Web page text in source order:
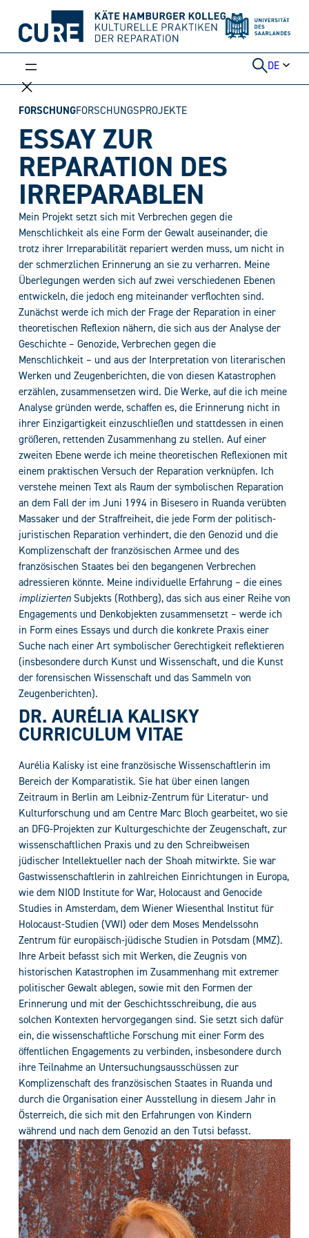
Inhalt
DE
FORSCHUNGFORSCHUNGSPROJEKTE
ESSAY ZUR
REPARATION DES
IRREPARABLEN
Mein Projekt setzt sich mit Verbrechen gegen die
Menschlichkeit als eine Form der Gewalt auseinander, die
trotz ihrer Irreparabilität repariert werden muss, um nicht in
der schmerzlichen Erinnerung an sie zu verharren. Meine
Überlegungen werden sich auf zwei verschiedenen Ebenen
entwickeln, die jedoch eng miteinander verflochten sind.
Zunächst werde ich mich der Frage der Reparation in einer
theoretischen Reflexion nähern, die sich aus der Analyse der
Geschichte – Genozide, Verbrechen gegen die
Menschlichkeit – und aus der Interpretation von literarischen
Werken und Zeugenberichten, die von diesen Katastrophen
erzählen, zusammensetzen wird. Die Werke, auf die ich meine
Analyse gründen werde, schaffen es, die Erinnerung nicht in
ihrer Einzigartigkeit einzuschließen und stattdessen in einen
größeren, rettenden Zusammenhang zu stellen. Auf einer
zweiten Ebene werde ich meine theoretischen Reflexionen mit
einem praktischen Versuch der Reparation verknüpfen. Ich
verstehe meinen Text als Raum der symbolischen Reparation
an dem Fall der im Juni 1994 in Bisesero in Ruanda verübten
Massaker und der Straffreiheit, die jede Form der politisch-
juristischen Reparation verhindert, die den Genozid und die
Komplizenschaft der französischen Armee und des
französischen Staates bei den begangenen Verbrechen
adressieren könnte. Meine individuelle Erfahrung – die eines
impliziertenSubjekts (Rothberg), das sich aus einer Reihe von
Engagements und Denkobjekten zusammensetzt – werde ich
in Form eines Essays und durch die konkrete Praxis einer
Suche nach einer Art symbolischer Gerechtigkeit reflektieren
(insbesondere durch Kunst und Wissenschaft, und die Kunst
der forensischen Wissenschaft und das Sammeln von
Zeugenberichten).
DR. AURÉLIA KALISKY
CURRICULUM VITAE
Aurélia Kalisky ist eine französische Wissenschaftlerin im
Bereich der Komparatistik. Sie hat über einen langen
Zeitraum in Berlin am Leibniz-Zentrum für Literatur- und
Kulturforschung und am Centre Marc Bloch gearbeitet, wo sie
an DFG-Projekten zur Kulturgeschichte der Zeugenschaft, zur
wissenschaftlichen Praxis und zu den Schreibweisen
jüdischer Intellektueller nach der Shoah mitwirkte. Sie war
Gastwissenschaftlerin in zahlreichen Einrichtungen in Europa,
wie dem NIOD Institute for War, Holocaust and Genocide
Studies in Amsterdam, dem Wiener Wiesenthal Institut für
Holocaust-Studien (VWI) oder dem Moses Mendelssohn
Zentrum für europäisch-jüdische Studien in Potsdam (MMZ).
Ihre Arbeit befasst sich mit Werken, die Zeugnis von
historischen Katastrophen im Zusammenhang mit extremer
politischer Gewalt ablegen, sowie mit den Formen der
Erinnerung und mit der Geschichtsschreibung, die aus
solchen Kontexten hervorgegangen sind. Sie setzt sich dafür
ein, die wissenschaftliche Forschung mit einer Form des
öffentlichen Engagements zu verbinden, insbesondere durch
ihre Teilnahme an Untersuchungsausschüssen zur
Komplizenschaft des französischen Staates in Ruanda und
durch die Organisation einer Ausstellung in diesem Jahr in
Österreich, die sich mit den Erfahrungen von Kindern
während und nach dem Genozid an den Tutsi befasst.